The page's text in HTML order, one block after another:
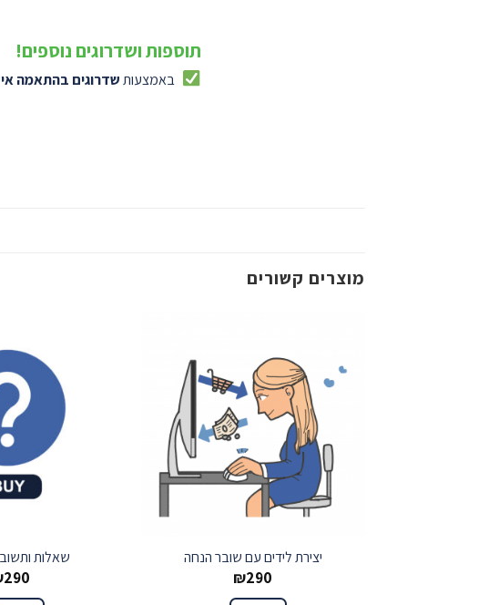
תוספות ושדרוגים נוספים!
באמצעותשדרוגים בהתאמה
מוצרים קשורים
יצירת לידים עם שובר הנחה
₪290
שאלות
290